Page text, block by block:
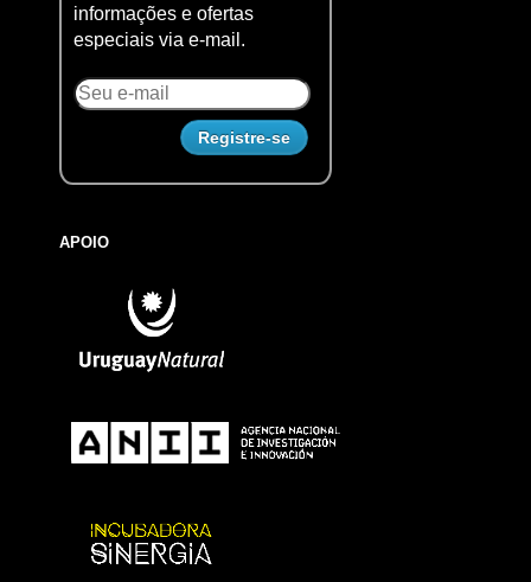
informações e ofertas
especiais via e-mail.
APOIO